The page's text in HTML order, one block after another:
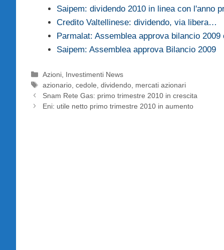
Saipem: dividendo 2010 in linea con l'anno
Credito Valtellinese: dividendo, via libera…
Parmalat: Assemblea approva bilancio 2009
Saipem: Assemblea approva Bilancio 2009
Categorie
Azioni Investimenti News
Tag
azionario ,cedole ,dividendo mercati azionari
Snam Rete Gas: primo trimestre 2010 in crescita
Eni: utile netto primo trimestre 2010 in aumento